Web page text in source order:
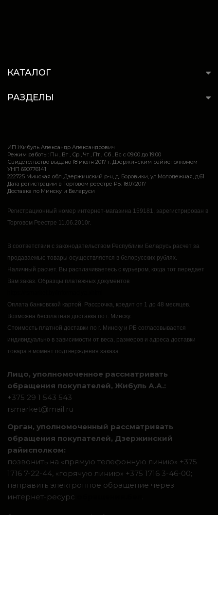
КАТАЛОГ
РАЗДЕЛЫ
ИП Жибуль Александр Александрович
Режим работы: Пн , Вт , Ср , Чт , Пт , Сб , Вс c 09:00 до 19:00
Свидетельство выдано 18 июля 2017 г. Дзержинским райисполкомом
УНП 690776141
222725 Минская обл.,Дзержинский р-н, д. Боровики, ул.Молодежная, д.61
Дата регистрации в Торговом реестре РБ: 18.07.2017
Доставка по Минску и Беларуси
Регистрационный номер интернет-магазина 159181, зарегистрирован в
Торговом Реестре 11.06.2010г.
В соответствии с законодательством Республики Беларусь расчет за
продаваемые товары осуществляется в белорусских рублях.
Наличный расчет. Вы расплачиваетесь с курьером, когда тот передает
Вам заказ. Образцы платежных документов
Оплата банковской картой. Рассрочка, кредит от 1 до 48 месяцев.
Возможна бесплатная доставка по г. Минску.
Стоимость платной доставки по г. Минску и РБ согласовывается
индивидуально в зависимости от веса, размеров и адреса доставки
товара в момент подтверждения заказа.
Лицо, уполномоченное рассматривать
обращения покупателей, Жибуль А.А.:
+375 29 1 543 543
rsmarket@mail.ru
Орган, уполномоченный рассматривать
обращения покупателей, Дзержинский
райисполком:
позвонить на «прямую телефонную линию» +375
1716 7-22-44, «горячую линию» +375 1716 3-46-00;
направить электронное обращение через
интернет-ресурс
.
Система интернет-магазинов beseller